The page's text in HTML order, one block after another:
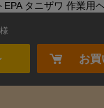
タニザワ 作業用
様
お買